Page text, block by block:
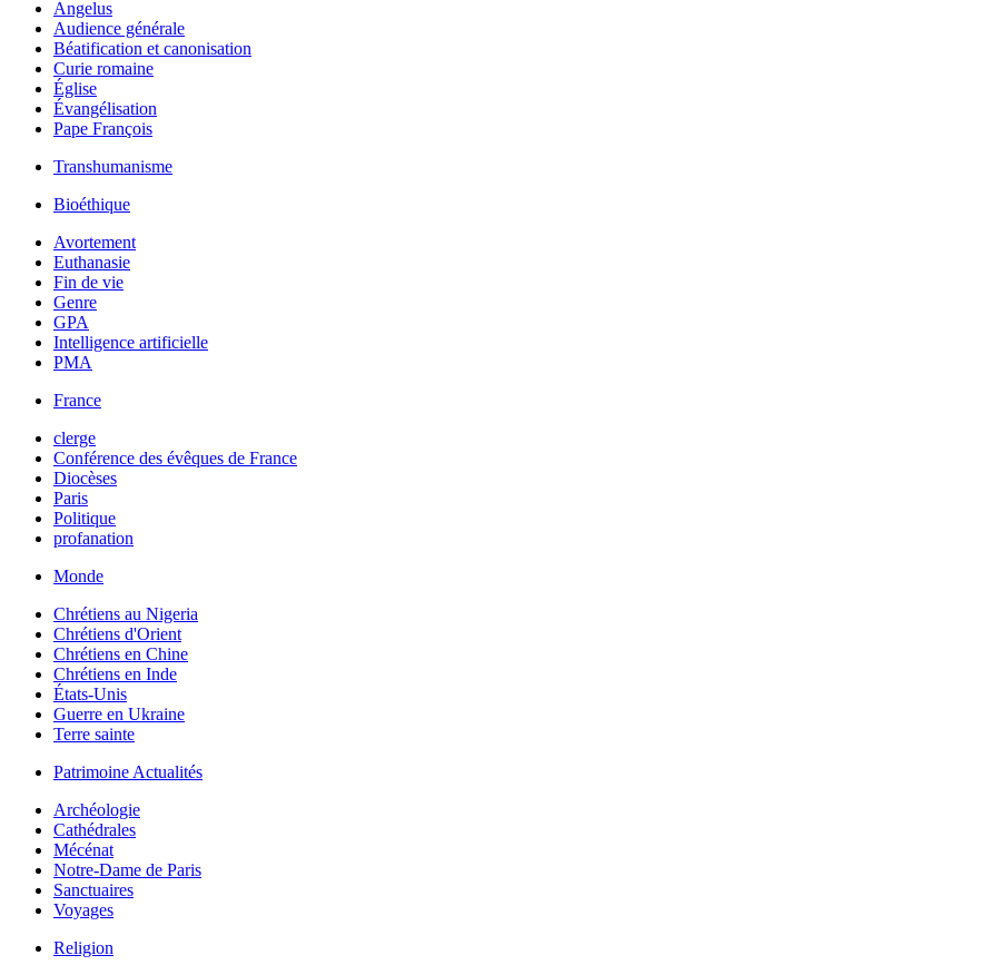
Angelus
Audience générale
Béatification et canonisation
Curie romaine
Église
Évangélisation
Pape François
Transhumanisme
Bioéthique
Avortement
Euthanasie
Fin de vie
Genre
GPA
Intelligence artificielle
PMA
France
clerge
Conférence des évêques de France
Diocèses
Paris
Politique
profanation
Monde
Chrétiens au Nigeria
Chrétiens d'Orient
Chrétiens en Chine
Chrétiens en Inde
États-Unis
Guerre en Ukraine
Terre sainte
Patrimoine Actualités
Archéologie
Cathédrales
Mécénat
Notre-Dame de Paris
Sanctuaires
Voyages
Religion